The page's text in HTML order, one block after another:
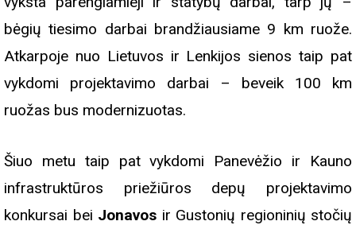
bėgių tiesimo darbai brandžiausiame 9 km ruože.
Atkarpoje nuo Lietuvos ir Lenkijos sienos taip pat
vykdomi projektavimo darbai – beveik 100 km
ruožas bus modernizuotas.
Šiuo metu taip pat vykdomi Panevėžio ir Kauno
infrastruktūros priežiūros depų projektavimo
konkursai bei Jonavos ir Gustonių regioninių stočių